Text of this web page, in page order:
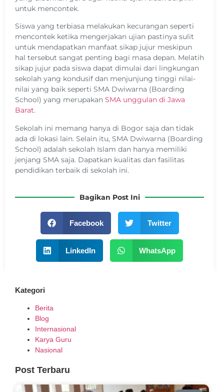
untuk mencontek.
Siswa yang terbiasa melakukan kecurangan seperti
mencontek ketika mengerjakan ujian pastinya sulit
untuk mendapatkan manfaat sikap jujur meskipun
hal tersebut sangat penting bagi masa depan. Melatih
sikap jujur pada siswa dapat dimulai dari lingkungan
sekolah yang kondusif dan menjunjung tinggi nilai-
nilai yang baik seperti SMA Dwiwarna (Boarding
School) yang merupakan SMA unggulan di Jawa
Barat.
Sekolah ini memang hanya di Bogor saja dan tidak
ada di lokasi lain. Selain itu, SMA Dwiwarna (Boarding
School) adalah sekolah Islam dan hanya memiliki
jenjang SMA saja. Dapatkan kualitas dan fasilitas
pendidikan terbaik di sekolah ini.
Bagikan Post Ini
Facebook Twitter
LinkedIn WhatsApp
Kategori
Berita
Blog
Internasional
Karya Guru
Nasional
Post Terbaru